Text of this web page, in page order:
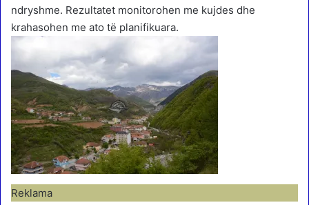
ndryshme. Rezultatet monitorohen me kujdes dhe
krahasohen me ato të planifikuara.
Reklama